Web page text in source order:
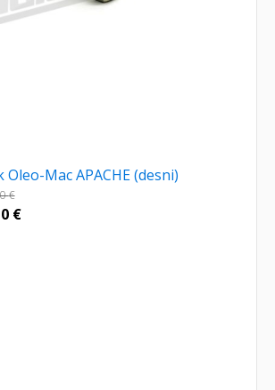
Oleo-Mac APACHE (desni)
€
€